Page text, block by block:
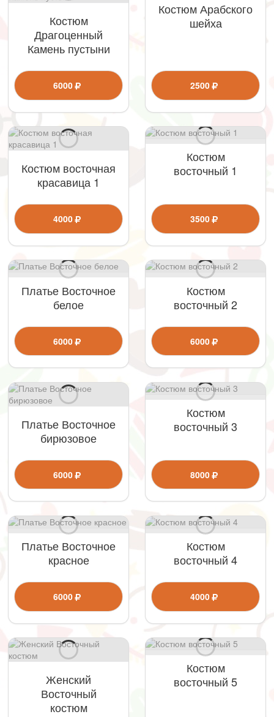
Костюм
Драгоценный
Камень пустыни
6000
Костюм Арабского
шейха
2500
Костюм восточная
красавица 1
4000
Костюм
восточный 1
3500
Платье Восточное
белое
6000
Костюм
восточный 2
6000
Платье Восточное
бирюзовое
6000
Костюм
восточный 3
8000
Платье Восточное
красное
6000
Костюм
восточный 4
4000
Женский
Восточный
костюм
Костюм
восточный 5